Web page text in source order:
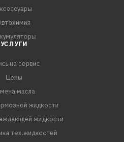
УСЛУГИ
на сервис
Цены
масла
жидкости
жидкости
тех.жидкостей